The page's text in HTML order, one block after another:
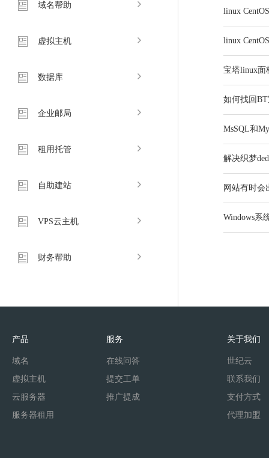
域名帮助
虚拟主机
数据库
企业邮局
租用托管
自助建站
VPS云主机
财务帮助
linux
linux
宝塔linux面
如何找回
MsSQL和
解决织梦
网站有时会
Windows系
产品
域名
虚拟主机
云服务器
服务器租用
服务
在线问答
提交工单
推广提成
关于我们
世纪云
联系我们
支付方式
代理加盟